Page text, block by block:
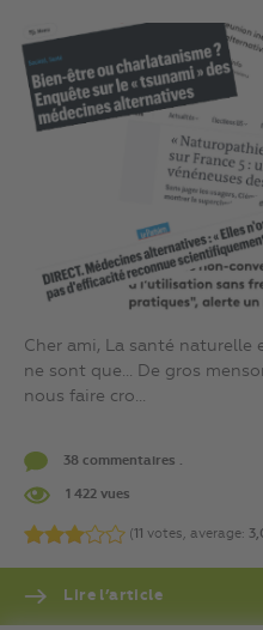
Cher ami, La santé naturelle
ne sont que… De gros
nous faire cro...
38 commentaires .
1 422 vues
(11 votes, average:
Lire l’article